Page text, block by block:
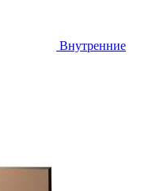
Внутренние